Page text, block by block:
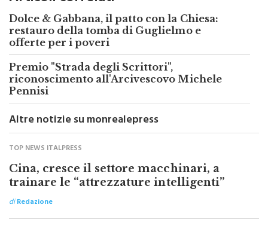
Articoli correlati
Dolce & Gabbana, il patto con la Chiesa:
restauro della tomba di Guglielmo e
offerte per i poveri
Premio "Strada degli Scrittori",
riconoscimento all'Arcivescovo Michele
Pennisi
Altre notizie su monrealepress
TOP NEWS ITALPRESS
Cina, cresce il settore macchinari, a
trainare le “attrezzature intelligenti”
diRedazione